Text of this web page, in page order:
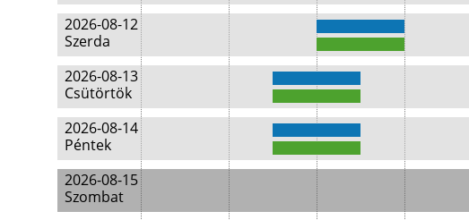
2026-08-12
Szerda
2026-08-13
Csütörtök
2026-08-14
Péntek
2026-08-15
Szombat